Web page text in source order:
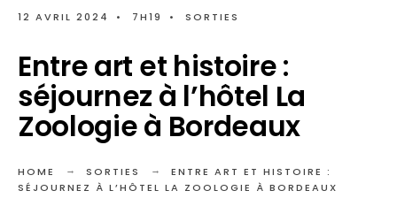
12 AVRIL 2024 • 7H19 • SORTIES
Entre art et histoire :
séjournez à l’hôtel La
Zoologie à Bordeaux
HOME SORTIES
ENTRE ART ET HISTOIRE :
SÉJOURNEZ À L’HÔTEL LA ZOOLOGIE À BORDEAUX